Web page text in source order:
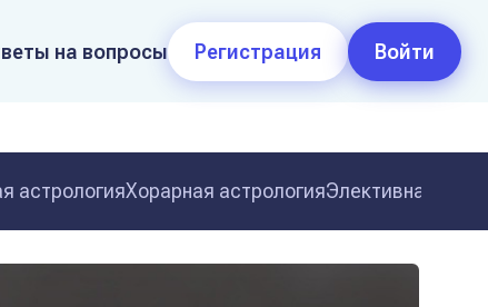
на вопросы Регистрация Войти
астрологияХорарная астрологияЭлективная